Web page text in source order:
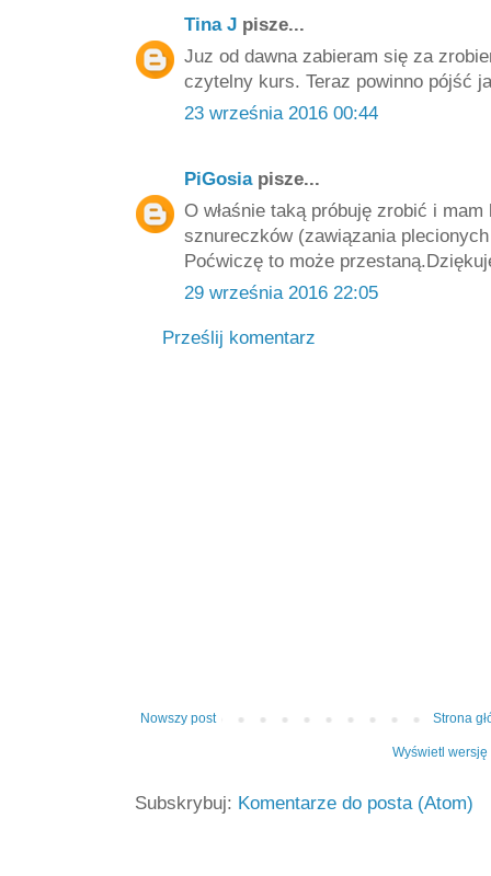
Tina J pisze...
Juz od dawna zabieram się za
czytelny kurs. Teraz powinno pójść
23 września 2016 00:44
PiGosiapisze...
O właśnie taką próbuję zrobić i mam
sznureczków (zawiązania
Poćwiczę to może
29 września 2016 22:05
Prześlij komentarz
Nowszy post Strona
Wyświetl
Subskrybuj: Komentarze do posta (Atom)